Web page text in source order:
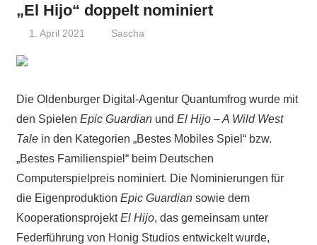
„El Hijo“ doppelt nominiert
1. April 2021 Sascha
Die Oldenburger Digital-Agentur Quantumfrog wurde mit
den Spielen Epic Guardianund El Hijo – A Wild West
Talein den Kategorien „Bestes Mobiles Spiel“ bzw.
„Bestes Familienspiel“ beim Deutschen
Computerspielpreis nominiert. Die Nominierungen für
die Eigenproduktion Epic Guardiansowie dem
KooperationsprojektEl Hijo, das gemeinsam unter
Federführung von Honig Studios entwickelt wurde,